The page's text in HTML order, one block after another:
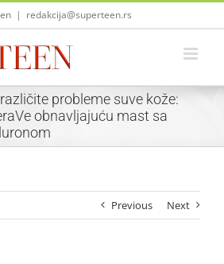
| redakcija@superteen.rs
probleme suve kože:
obnavljajuću mast sa
Previous Next